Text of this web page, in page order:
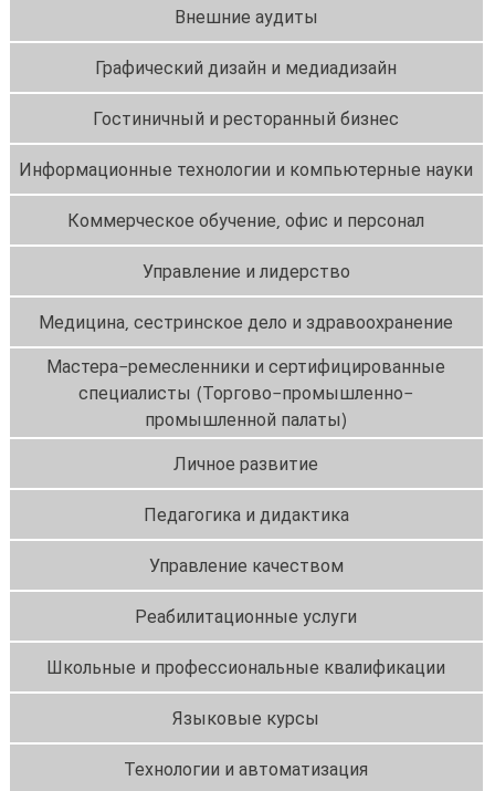
Внешние аудиты
Графический дизайн и медиадизайн
Гостиничный и ресторанный бизнес
Информационные технологии и компьютерные науки
Коммерческое обучение, офис и персонал
Управление и лидерство
Медицина, сестринское дело и здравоохранение
Мастера-ремесленники и сертифицированные
специалисты (Торгово-промышленно-
промышленной палаты)
Личное развитие
Педагогика и дидактика
Управление качеством
Реабилитационные услуги
Школьные и профессиональные квалификации
Языковые курсы
Технологии и автоматизация